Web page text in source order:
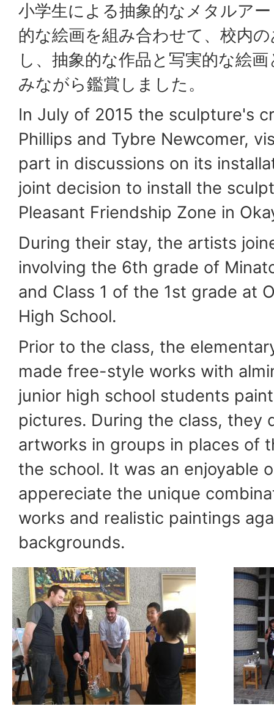
小学生による抽象的なメタルア
的な絵画を組み合わせて、校内
し、抽象的な作品と写実的な絵
みながら鑑賞しました。
In July of 2015 the sculpture's
Phillips and Tybre Newcomer,
part in discussions on its
joint decision to install the
Pleasant Friendship Zone in
During their stay, the artists
involving the 6th grade of
and Class 1 of the 1st grade at
High School.
Prior to the class, the
made free-style works with
junior high school students
pictures. During the class, they
artworks in groups in places of
the school. It was an enjoyable
appereciate the unique
works and realistic paintings
backgrounds.